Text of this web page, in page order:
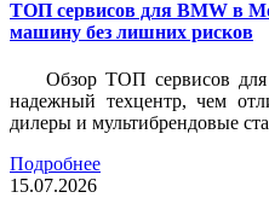
ТОП сервисов для BMW в
машину без лишних рисков
Обзор ТОП сервисов
надежный техцентр, чем
дилеры и мультибрендовые
Подробнее
15.07.2026